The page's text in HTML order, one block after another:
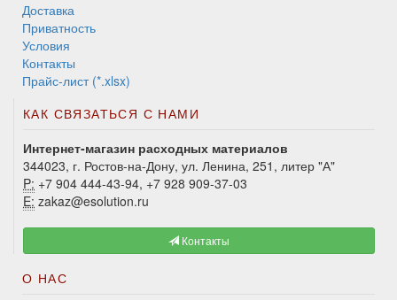
Доставка
Приватность
Условия
Контакты
Прайс-лист (*.xlsx)
КАК СВЯЗАТЬСЯ С НАМИ
Интернет-магазин расходных материалов
344023, г. Ростов-на-Дону, ул. Ленина, 251, литер "А"
P: +7 904 444-43-94, +7 928 909-37-03
E: zakaz@esolution.ru
Контакты
О НАС